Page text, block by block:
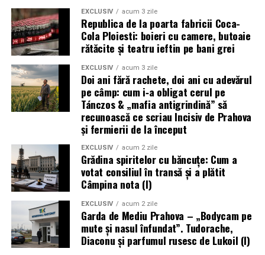
EXCLUSIV acum 3 zile
Republica de la poarta fabricii Coca-
Cola Ploiesti: boieri cu camere, butoaie
rătăcite și teatru ieftin pe bani grei
EXCLUSIV acum 3 zile
Doi ani fără rachete, doi ani cu adevărul
pe câmp: cum i‑a obligat cerul pe
Tánczos & „mafia antigrindină” să
recunoască ce scriau Incisiv de Prahova
și fermierii de la început
EXCLUSIV acum 2 zile
Grădina spiritelor cu băncuțe: Cum a
votat consiliul în transă și a plătit
Câmpina nota (I)
EXCLUSIV acum 2 zile
Garda de Mediu Prahova – „Bodycam pe
mute și nasul înfundat”. Tudorache,
Diaconu și parfumul rusesc de Lukoil (I)